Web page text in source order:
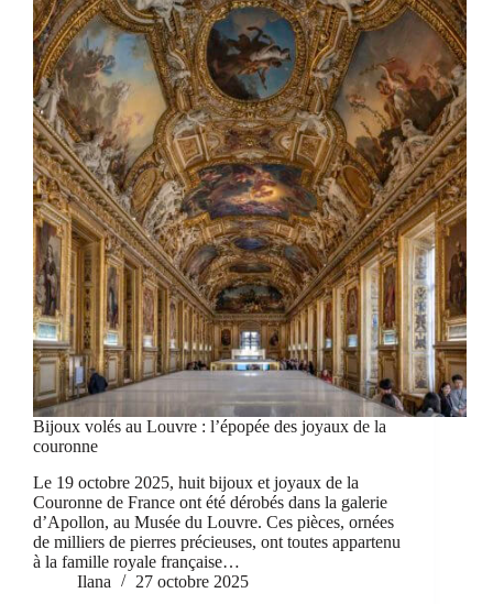
Bijoux volés au Louvre : l’épopée des joyaux de la
couronne
Le 19 octobre 2025, huit bijoux et joyaux de la
Couronne de France ont été dérobés dans la galerie
d’Apollon, au Musée du Louvre. Ces pièces, ornées
de milliers de pierres précieuses, ont toutes appartenu
à la famille royale française…
Ilana
27 octobre 2025